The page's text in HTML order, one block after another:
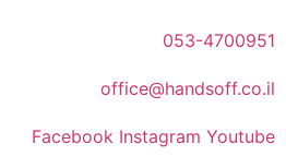
053-4700951
office@handsoff.co.il
Facebook Instagram Youtube